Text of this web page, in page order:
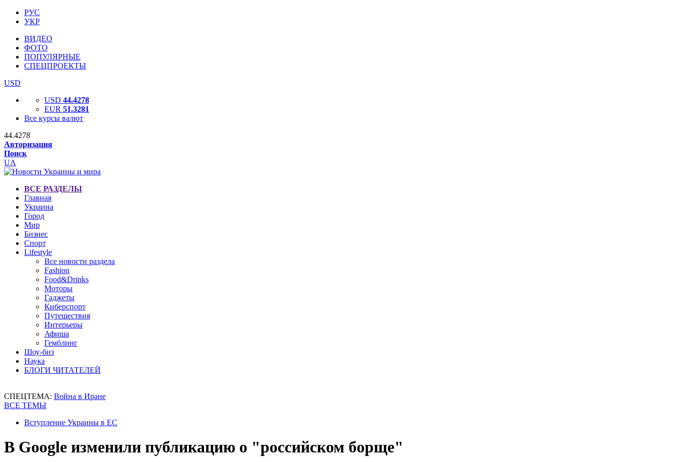
РУС
УКР
ВИДЕО
ФОТО
ПОПУЛЯРНЫЕ
СПЕЦПРОЕКТЫ
USD
USD 44.4278
EUR 51.3281
Все курсы валют
44.4278
Авторизация
Поиск
UA
ВСЕ РАЗДЕЛЫ
Главная
Украина
Город
Мир
Бизнес
Спорт
Lifestyle
Все новости раздела
Fashion
Food&Drinks
Моторы
Гаджеты
Киберспорт
Путешествия
Интерьеры
Афиша
Гемблинг
Шоу-биз
Наука
БЛОГИ ЧИТАТЕЛЕЙ
СПЕЦТЕМА: Война в Иране
ВСЕ ТЕМЫ
Вступление Украины в ЕС
В Google изменили публикацию о "российском борще"